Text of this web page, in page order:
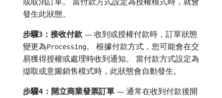
發生此狀態。
步驟3：接收付款 — 收到或授權付款時，訂單狀態
變更為Processing。 根據付款方式，您可能會在交
易獲得授權或處理時收到通知。 當付款方式設定為
擷取或意圖銷售模式時，此狀態會自動發生。
步驟4：開立商業發票訂單 — 通常在收到付款後開